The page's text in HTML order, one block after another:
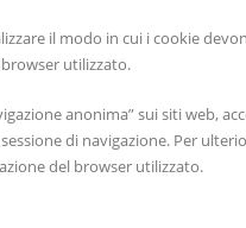
il modo in cui i cookie
utilizzato.
anonima” sui siti web,
di navigazione. Per
del browser utilizzato.